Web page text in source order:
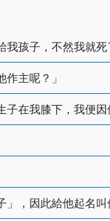
孩子，不然我就死
主呢？」
在我膝下，我便因
，因此給他起名叫